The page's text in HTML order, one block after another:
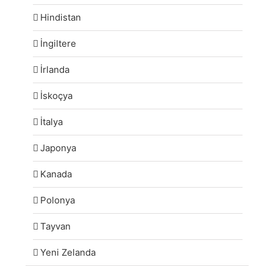
Hindistan
İngiltere
İrlanda
İskoçya
İtalya
Japonya
Kanada
Polonya
Tayvan
Yeni Zelanda